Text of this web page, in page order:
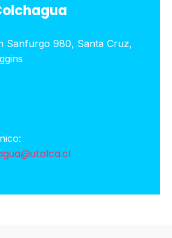
Sanfurgo 980, Santa Cruz,